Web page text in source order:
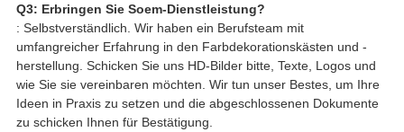
Q3: Erbringen Sie Soem-Dienstleistung?
: Selbstverständlich. Wir haben ein Berufsteam mit
umfangreicher Erfahrung in den Farbdekorationskästen und -
herstellung. Schicken Sie uns HD-Bilder bitte, Texte, Logos und
wie Sie sie vereinbaren möchten. Wir tun unser Bestes, um Ihre
Ideen in Praxis zu setzen und die abgeschlossenen Dokumente
zu schicken Ihnen für Bestätigung.